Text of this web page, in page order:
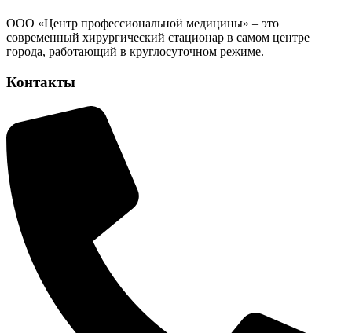
ООО «Центр профессиональной медицины» – это
современный хирургический стационар в самом центре
города, работающий в круглосуточном режиме.
Контакты